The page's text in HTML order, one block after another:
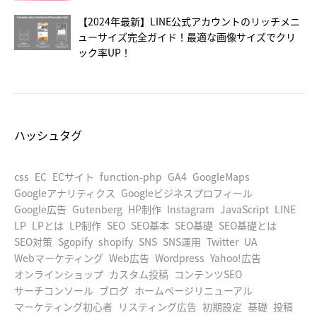
【2024年最新】LINE公式アカウントのリッチメニ
ューサイズ完全ガイド！最適な画像サイズでクリ
ック率UP！
ハッシュタグ
css EC ECサイト function-php GA4 GoogleMaps
Googleアナリティクス Googleビジネスプロフィール
Google広告 Gutenberg HP制作 Instagram JavaScript LINE
LP LPとは LP制作 SEO SEO基本 SEO基礎 SEO基礎とは
SEO対策 Sgopify shopify SNS SNS運用 Twitter UA
Webマーケティング Web広告 Wordpress Yahoo!広告
オンラインショップ カスタム投稿 コンテンツSEO
サーチコンソール ブログ ホームページリニューアル
マーケティング初心者 リスティング広告 初期設定 基礎 投稿